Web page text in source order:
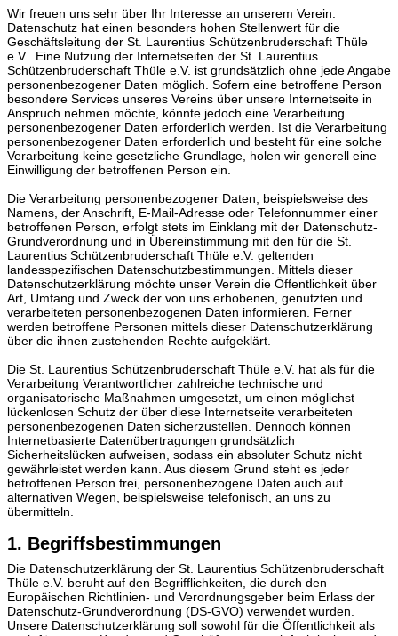
Wir freuen uns sehr über Ihr Interesse an unserem Verein.
Datenschutz hat einen besonders hohen Stellenwert für die
Geschäftsleitung der St. Laurentius Schützenbruderschaft Thüle
e.V.. Eine Nutzung der Internetseiten der St. Laurentius
Schützenbruderschaft Thüle e.V. ist grundsätzlich ohne jede Angabe
personenbezogener Daten möglich. Sofern eine betroffene Person
besondere Services unseres Vereins über unsere Internetseite in
Anspruch nehmen möchte, könnte jedoch eine Verarbeitung
personenbezogener Daten erforderlich werden. Ist die Verarbeitung
personenbezogener Daten erforderlich und besteht für eine solche
Verarbeitung keine gesetzliche Grundlage, holen wir generell eine
Einwilligung der betroffenen Person ein.
Die Verarbeitung personenbezogener Daten, beispielsweise des
Namens, der Anschrift, E-Mail-Adresse oder Telefonnummer einer
betroffenen Person, erfolgt stets im Einklang mit der Datenschutz-
Grundverordnung und in Übereinstimmung mit den für die St.
Laurentius Schützenbruderschaft Thüle e.V. geltenden
landesspezifischen Datenschutzbestimmungen. Mittels dieser
Datenschutzerklärung möchte unser Verein die Öffentlichkeit über
Art, Umfang und Zweck der von uns erhobenen, genutzten und
verarbeiteten personenbezogenen Daten informieren. Ferner
werden betroffene Personen mittels dieser Datenschutzerklärung
über die ihnen zustehenden Rechte aufgeklärt.
Die St. Laurentius Schützenbruderschaft Thüle e.V. hat als für die
Verarbeitung Verantwortlicher zahlreiche technische und
organisatorische Maßnahmen umgesetzt, um einen möglichst
lückenlosen Schutz der über diese Internetseite verarbeiteten
personenbezogenen Daten sicherzustellen. Dennoch können
Internetbasierte Datenübertragungen grundsätzlich
Sicherheitslücken aufweisen, sodass ein absoluter Schutz nicht
gewährleistet werden kann. Aus diesem Grund steht es jeder
betroffenen Person frei, personenbezogene Daten auch auf
alternativen Wegen, beispielsweise telefonisch, an uns zu
übermitteln.
1. Begriffsbestimmungen
Die Datenschutzerklärung der St. Laurentius Schützenbruderschaft
Thüle e.V. beruht auf den Begrifflichkeiten, die durch den
Europäischen Richtlinien- und Verordnungsgeber beim Erlass der
Datenschutz-Grundverordnung (DS-GVO) verwendet wurden.
Unsere Datenschutzerklärung soll sowohl für die Öffentlichkeit als